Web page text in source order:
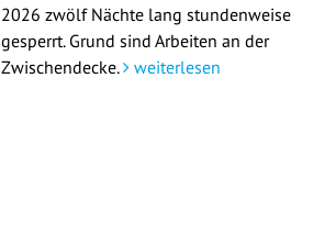
2026 zwölf Nächte lang stundenweise
gesperrt. Grund sind Arbeiten an der
Zwischendecke. weiterlesen